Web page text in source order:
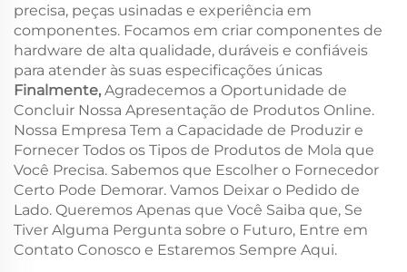
precisa, peças usinadas e experiência em
componentes. Focamos em criar componentes de
hardware de alta qualidade, duráveis e confiáveis
para atender às suas especificações únicas
Finalmente, Agradecemos a Oportunidade de
Concluir Nossa Apresentação de Produtos Online.
Nossa Empresa Tem a Capacidade de Produzir e
Fornecer Todos os Tipos de Produtos de Mola que
Você Precisa. Sabemos que Escolher o Fornecedor
Certo Pode Demorar. Vamos Deixar o Pedido de
Lado. Queremos Apenas que Você Saiba que, Se
Tiver Alguma Pergunta sobre o Futuro, Entre em
Contato Conosco e Estaremos Sempre Aqui.